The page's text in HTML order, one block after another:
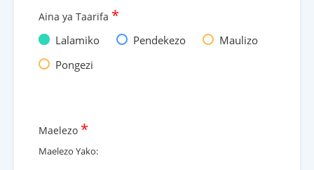
Aina ya Taarifa *
Lalamiko Pendekezo
Maulizo
Pongezi
Maelezo *
Maelezo Yako: